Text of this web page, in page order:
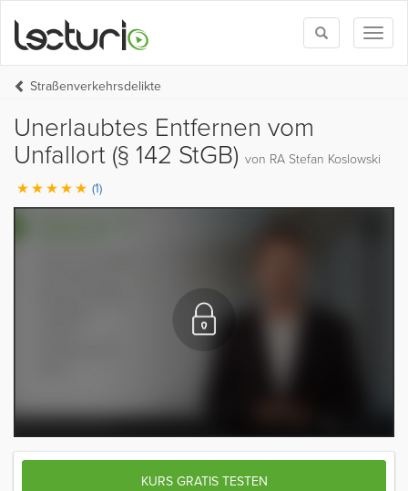
Toggle
search
Straßenverkehrsdelikte
Unerlaubtes Entfernen vom
Unfallort (§ 142 StGB) von RA Stefan Koslowski
(1)
KURS GRATIS TESTEN